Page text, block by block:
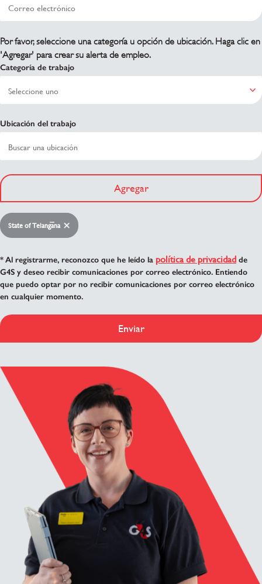
Por favor, seleccione una categoría u opción de ubicación. Haga clic en
'Agregar' para crear su alerta de empleo.
Categoría de trabajo
Ubicación del trabajo
Agregar
State of Telangāna
* Al registrarme, reconozco que he leído la política de privacidad de
G4S y deseo recibir comunicaciones por correo electrónico. Entiendo
que puedo optar por no recibir comunicaciones por correo electrónico
en cualquier momento.
Enviar